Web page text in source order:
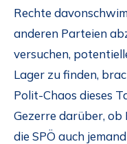
Rechte
anderen Parteien
versuchen,
Lager zu finden,
Polit-Chaos dieses
Gezerre darüber,
die SPÖ auch